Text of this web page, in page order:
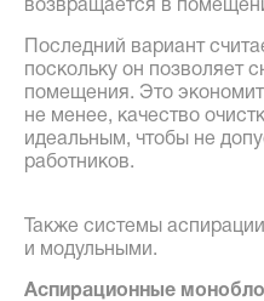
возвращается в
Последний вариант
поскольку он позволяет
помещения. Это
не менее, качество
идеальным, чтобы не
работников.
Также системы
и модульными.
Аспирационные